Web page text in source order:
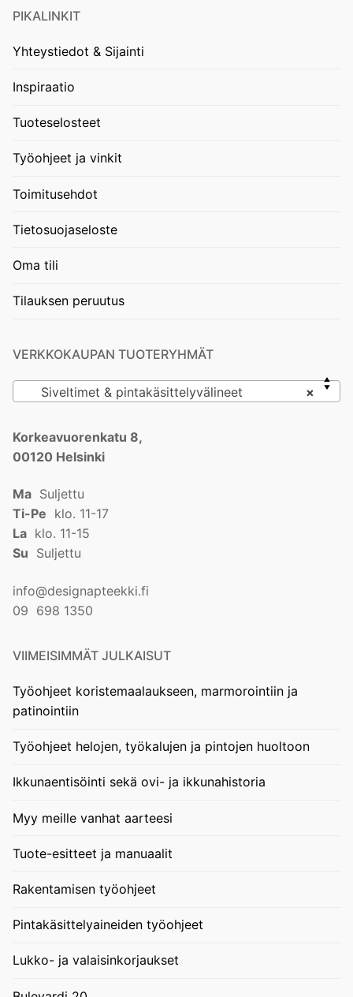
PIKALINKIT
Yhteystiedot & Sijainti
Inspiraatio
Tuoteselosteet
Työohjeet ja vinkit
Toimitusehdot
Tietosuojaseloste
Oma tili
Tilauksen peruutus
VERKKOKAUPAN TUOTERYHMÄT
×
Siveltimet & pintakäsittelyvälineet
Korkeavuorenkatu 8,
00120 Helsinki
Ma Suljettu
Ti-Pe klo. 11-17
La klo. 11-15
Su Suljettu
info@designapteekki.fi
09 698 1350
VIIMEISIMMÄT JULKAISUT
Työohjeet koristemaalaukseen, marmorointiin ja
patinointiin
Työohjeet helojen, työkalujen ja pintojen huoltoon
Ikkunaentisöinti sekä ovi- ja ikkunahistoria
Myy meille vanhat aarteesi
Tuote-esitteet ja manuaalit
Rakentamisen työohjeet
Pintakäsittelyaineiden työohjeet
Lukko- ja valaisinkorjaukset